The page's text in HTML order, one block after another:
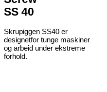
SS 40
Skrupiggen SS40 er
designetfor tunge maskiner
og arbeid under ekstreme
forhold.